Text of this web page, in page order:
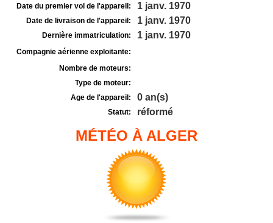
Date du premier vol de l'appareil: 1 janv. 1970
Date de livraison de l'appareil: 1 janv. 1970
Dernière immatriculation: 1 janv. 1970
Compagnie aérienne exploitante:
Nombre de moteurs:
Type de moteur:
Age de l'appareil:
0 an(s)
Statut: réformé
MÉTÉO À ALGER